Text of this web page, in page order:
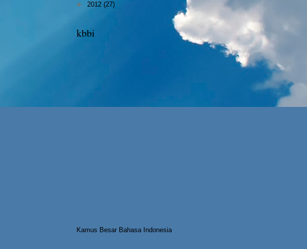
► 2012 (27)
kbbi
Kamus Besar Bahasa Indonesia